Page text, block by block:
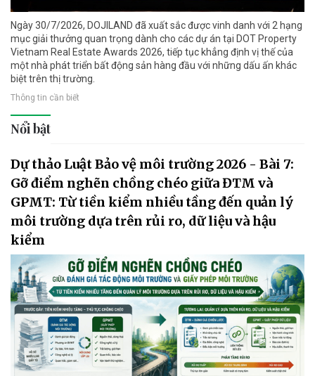
Ngày 30/7/2026, DOJILAND đã xuất sắc được vinh danh với 2 hạng
mục giải thưởng quan trọng dành cho các dự án tại DOT Property
Vietnam Real Estate Awards 2026, tiếp tục khẳng định vị thế của
một nhà phát triển bất động sản hàng đầu với những dấu ấn khác
biệt trên thị trường.
Thông tin cần biết
Nổi bật
Dự thảo Luật Bảo vệ môi trường 2026 - Bài 7:
Gỡ điểm nghẽn chồng chéo giữa ĐTM và
GPMT: Từ tiền kiểm nhiều tầng đến quản lý
môi trường dựa trên rủi ro, dữ liệu và hậu
kiểm